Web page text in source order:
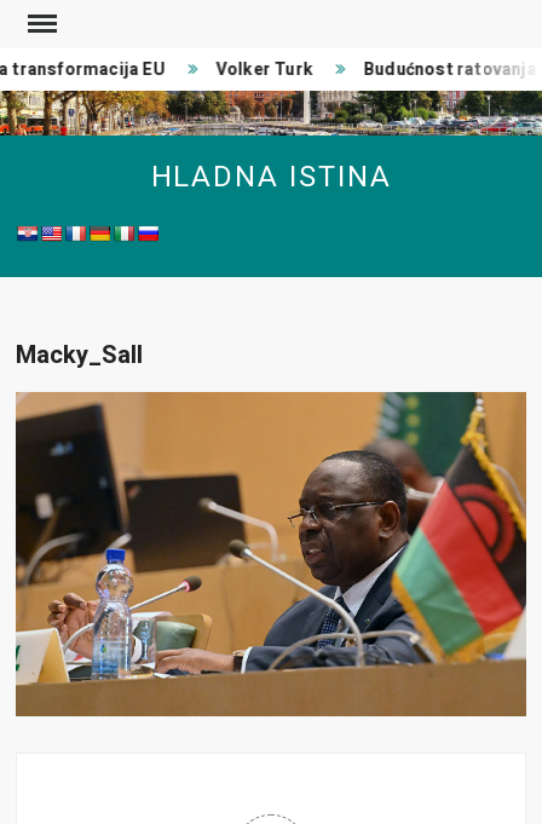
Skip
content
EU Volker Turk Budućnost ratovanja
HLADNA ISTINA
Macky_Sall